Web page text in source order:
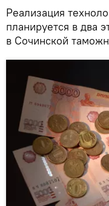
Реализация
планируется в два
в Сочинской